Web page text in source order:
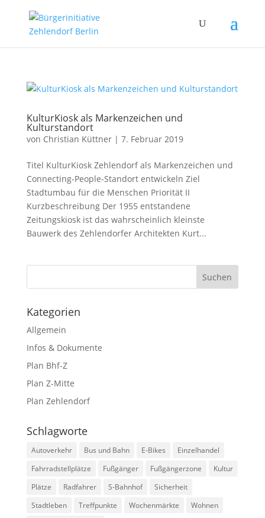
KulturKiosk als Markenzeichen und
Kulturstandort
von Christian Küttner| 7. Februar 2019
Titel KulturKiosk Zehlendorf als Markenzeichen und
Connecting-People-Standort entwickeln Ziel
Stadtumbau für die Menschen Priorität II
Kurzbeschreibung Der 1955 entstandene
Zeitungskiosk ist das wahrscheinlich kleinste
Bauwerk des Zehlendorfer Architekten Kurt...
Kategorien
Allgemein
Infos & Dokumente
Plan Bhf-Z
Plan Z-Mitte
Plan Zehlendorf
Schlagworte
Autoverkehr Bus und Bahn E-Bikes
Einzelhandel
Fahrradstellplätze
Fußgänger Fußgängerzone
Kultur
Plätze
Radfahrer S-Bahnhof
Sicherheit
Stadtleben
Treffpunkte Wochenmärkte
Wohnen